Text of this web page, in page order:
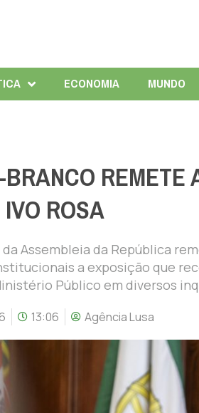
ECONOMIA MUNDO
REMETE
ROSA
Assembleia da República
a exposição que
Público em diversos
13:06 Agência Lusa